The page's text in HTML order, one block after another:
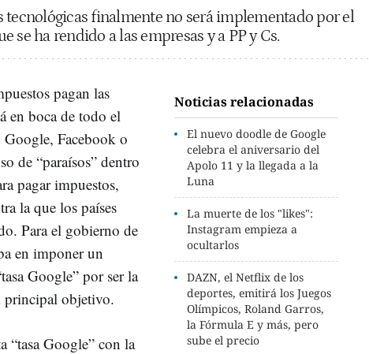
tecnológicas finalmente no será implementado por el
se ha rendido a las empresas y a PP y Cs.
Noticias relacionadas
El nuevo doodle de Google
celebra el aniversario del
Apolo 11 y la llegada a la
Luna
La muerte de los "likes":
Instagram empieza a
ocultarlos
DAZN, el Netflix de los
deportes, emitirá los Juegos
Olímpicos, Roland Garros,
la Fórmula E y más, pero
sube el precio
pagan las
en boca de todo el
Facebook o
de “paraísos” dentro
pagar impuestos,
la que los países
Para el gobierno de
en imponer un
Google” por ser la
principal objetivo.
“tasa Google” con la